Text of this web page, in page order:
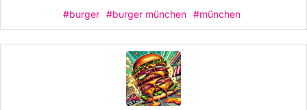
#burger #burger münchen #münchen